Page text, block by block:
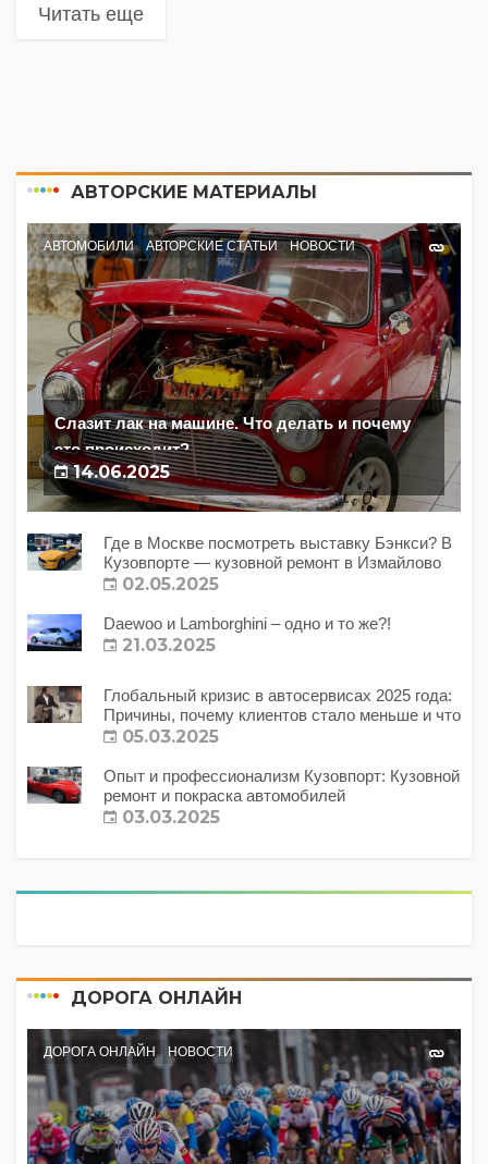
Читать еще
АВТОРСКИЕ МАТЕРИАЛЫ
АВТОМОБИЛИ АВТОРСКИЕ СТАТЬИ НОВОСТИ
Слазит лак на машине. Что делать и почему
это происходит?
14.06.2025
Где в Москве посмотреть выставку Бэнкси? В
Кузовпорте — кузовной ремонт в Измайлово
02.05.2025
Daewoo и Lamborghini – одно и то же?!
21.03.2025
Глобальный кризис в автосервисах 2025 года:
Причины, почему клиентов стало меньше и что
с этим делать?
05.03.2025
Опыт и профессионализм Кузовпорт: Кузовной
ремонт и покраска автомобилей
03.03.2025
ДОРОГА ОНЛАЙН
ДОРОГА ОНЛАЙН НОВОСТИ